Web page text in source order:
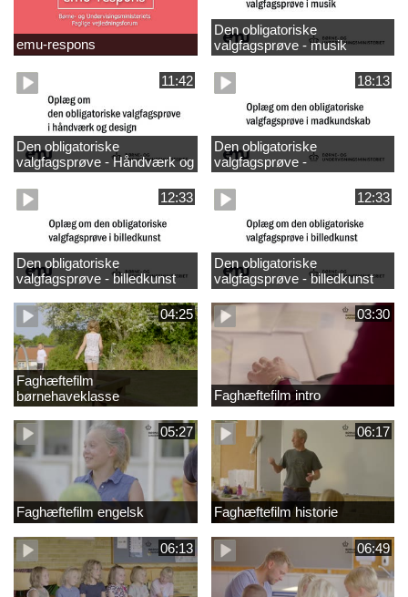
emu-respons
Den obligatoriske
valgfagsprøve - musik
11:42
Den obligatoriske
valgfagsprøve - Håndværk og
design
18:13
Den obligatoriske
valgfagsprøve -
madkundskab
12:33
Den obligatoriske
valgfagsprøve - billedkunst
større LK
12:33
Den obligatoriske
valgfagsprøve - billedkunst
04:25
Faghæftefilm
børnehaveklasse
03:30
Faghæftefilm intro
05:27
Faghæftefilm engelsk
06:17
Faghæftefilm historie
06:13 06:49